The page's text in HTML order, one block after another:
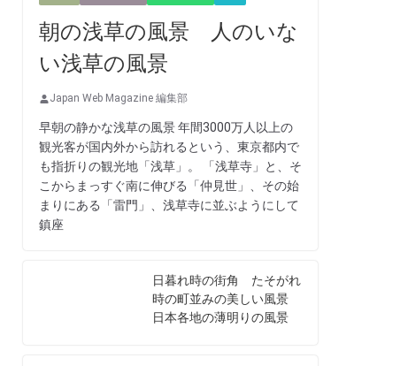
朝の浅草の風景 人のいな
い浅草の風景
Japan Web Magazine 編集部
早朝の静かな浅草の風景 年間3000万人以上の
観光客が国内外から訪れるという、東京都内で
も指折りの観光地「浅草」。 「浅草寺」と、そ
こからまっすぐ南に伸びる「仲見世」、その始
まりにある「雷門」、浅草寺に並ぶようにして
鎮座
日暮れ時の街角 たそがれ
時の町並みの美しい風景
日本各地の薄明りの風景